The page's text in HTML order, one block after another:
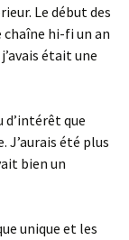
Le début des
chaîne hi-fi un an
était une
d’intérêt que
J’aurais été plus
bien un
unique et les